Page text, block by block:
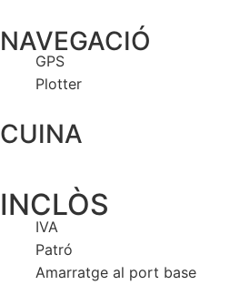
NAVEGACIÓ
GPS
Plotter
CUINA
INCLÒS
IVA
Patró
Amarratge al port base